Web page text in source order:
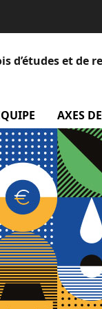
d’études et de
menu
AXES